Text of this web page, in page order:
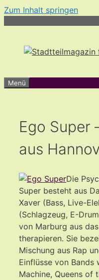
Zum Inhalt springen
Menü
Ego Super
aus
Die
Super besteht aus
Xaver (Bass, Live-
(Schlagzeug, E-
von Marburg aus
therapieren. Sie
Mischung aus Rap
Einflüsse von Bands
Machine, Queens of